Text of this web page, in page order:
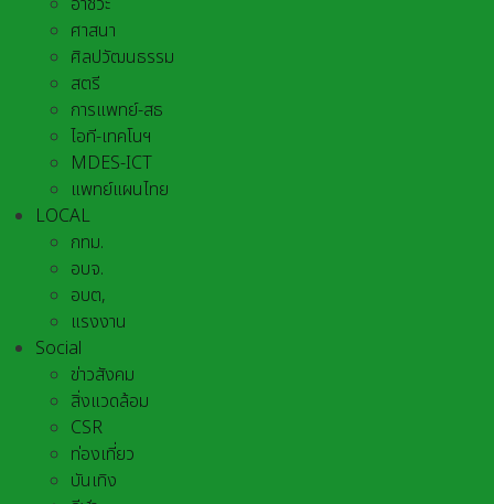
ศาสนา
ศิลปวัฒนธรรม
สตรี
การแพทย์-สธ
ไอที-เทคโนฯ
MDES-ICT
แพทย์แผนไทย
LOCAL
กทม.
อบจ.
อบต,
แรงงาน
Social
ข่าวสังคม
สิ่งแวดล้อม
CSR
ท่องเที่ยว
บันเทิง